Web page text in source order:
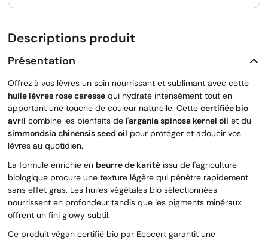
Descriptions produit
Présentation
Offrez à vos lèvres un soin nourrissant et sublimant avec cette
huile lèvres rose caresse qui hydrate intensément tout en
apportant une touche de couleur naturelle. Cette certifiée bio
avril combine les bienfaits de l'argania spinosa kernel oil et du
simmondsia chinensis seed oil pour protéger et adoucir vos
lèvres au quotidien.
La formule enrichie en beurre de karité issu de l'agriculture
biologique procure une texture légère qui pénètre rapidement
sans effet gras. Les huiles végétales bio sélectionnées
nourrissent en profondeur tandis que les pigments minéraux
offrent un fini glowy subtil.
Ce produit végan certifié bio par Ecocert garantit une